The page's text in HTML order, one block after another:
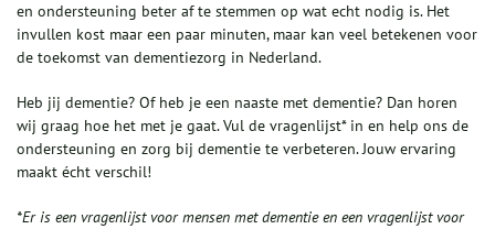
en ondersteuning beter af te stemmen op wat echt nodig is. Het
invullen kost maar een paar minuten, maar kan veel betekenen voor
de toekomst van dementiezorg in Nederland.
Heb jij dementie? Of heb je een naaste met dementie? Dan horen
wij graag hoe het met je gaat. Vul de vragenlijst* in en help ons de
ondersteuning en zorg bij dementie te verbeteren. Jouw ervaring
maakt écht verschil!
*Er is een vragenlijst voor mensen met dementie en een vragenlijst voor